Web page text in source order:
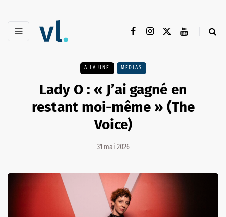
A LA UNE MÉDIAS
Lady O : « J’ai gagné en
restant moi-même » (The
Voice)
31 mai 2026